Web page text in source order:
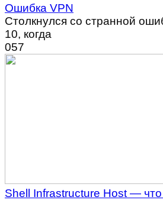
Ошибка VPN
Столкнулся со странной
10, когда
057
Shell Infrastructure Host — что